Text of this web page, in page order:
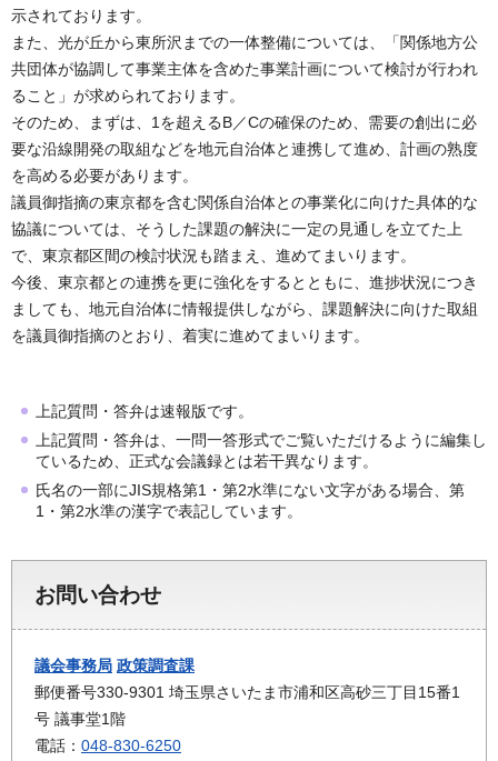
示されております。
また、光が丘から東所沢までの一体整備については、「関係地方公
共団体が協調して事業主体を含めた事業計画について検討が行われ
ること」が求められております。
そのため、まずは、1を超えるB／Cの確保のため、需要の創出に必
要な沿線開発の取組などを地元自治体と連携して進め、計画の熟度
を高める必要があります。
議員御指摘の東京都を含む関係自治体との事業化に向けた具体的な
協議については、そうした課題の解決に一定の見通しを立てた上
で、東京都区間の検討状況も踏まえ、進めてまいります。
今後、東京都との連携を更に強化をするとともに、進捗状況につき
ましても、地元自治体に情報提供しながら、課題解決に向けた取組
を議員御指摘のとおり、着実に進めてまいります。
上記質問・答弁は速報版です。
上記質問・答弁は、一問一答形式でご覧いただけるように編集し
ているため、正式な会議録とは若干異なります。
氏名の一部にJIS規格第1・第2水準にない文字がある場合、第
1・第2水準の漢字で表記しています。
お問い合わせ
議会事務局 政策調査課
郵便番号330-9301 埼玉県さいたま市浦和区高砂三丁目15番1
号 議事堂1階
電話： 048-830-6250